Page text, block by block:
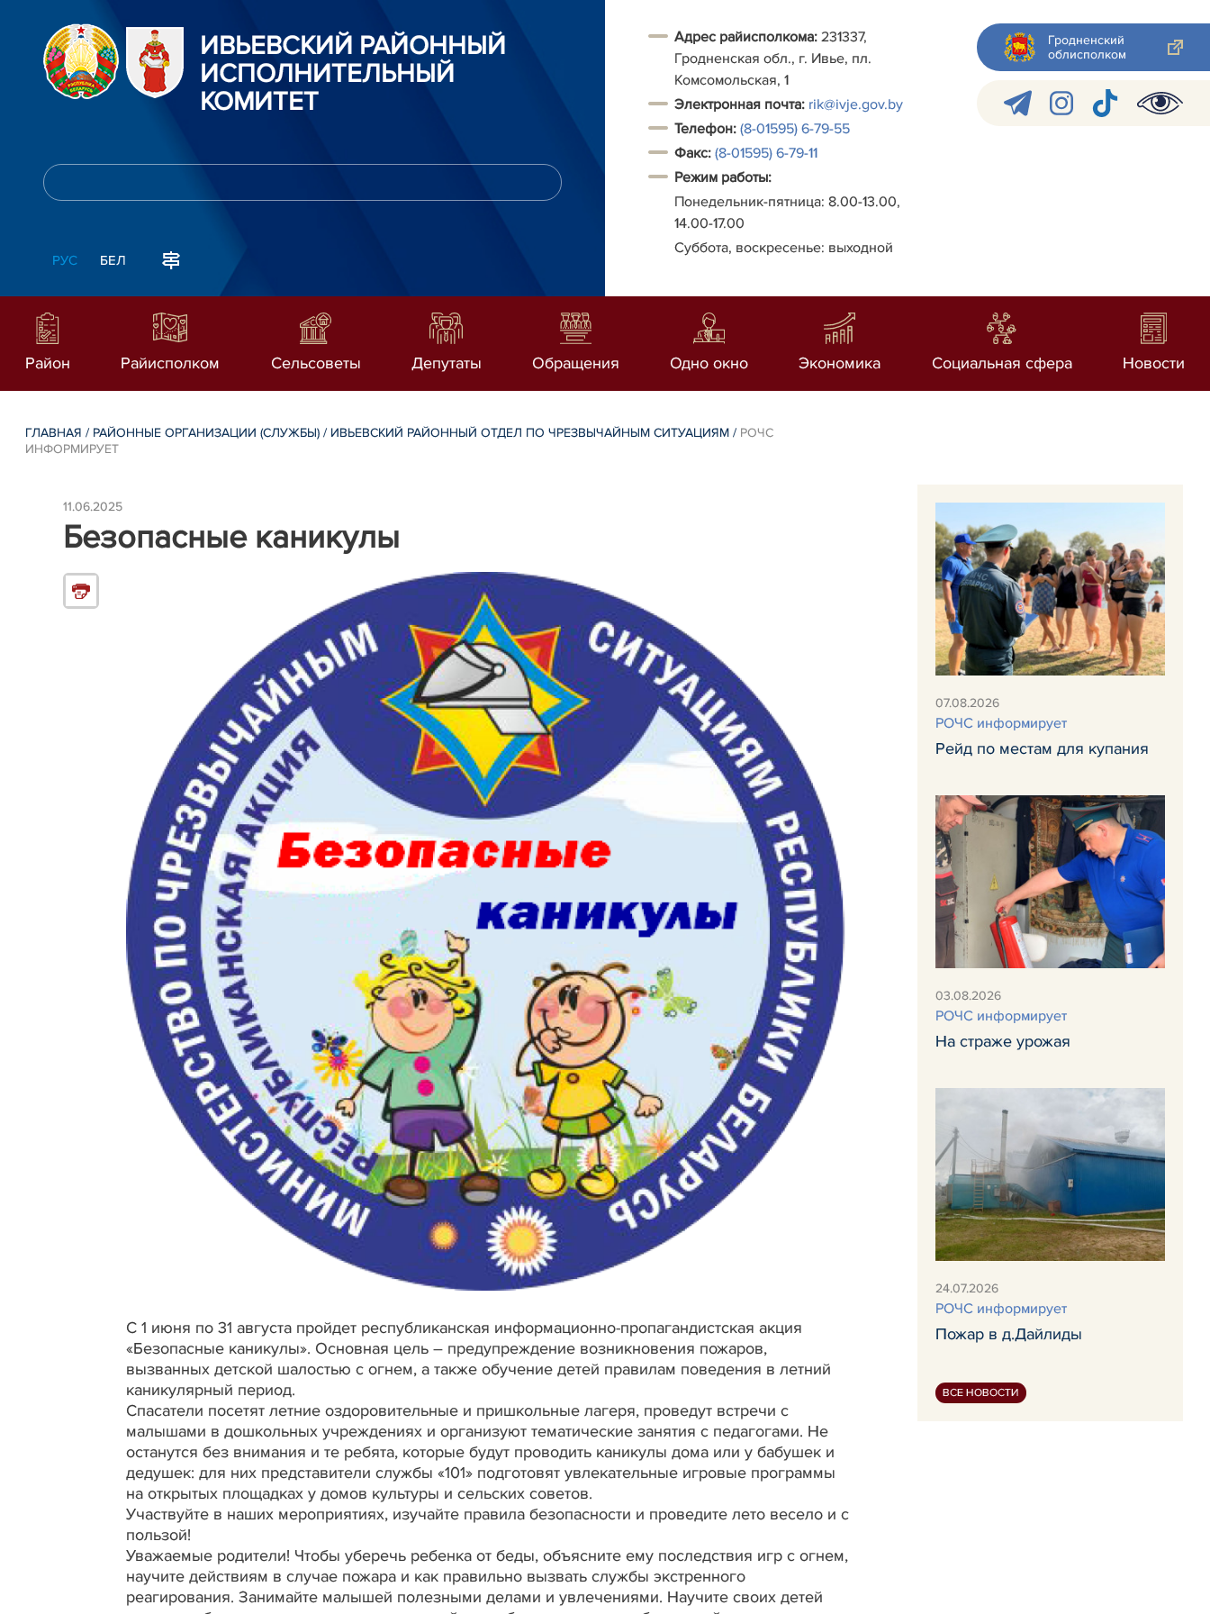
ИВЬЕВСКИЙ РАЙОННЫЙ
ИСПОЛНИТЕЛЬНЫЙ
КОМИТЕТ
РУС БЕЛ
Адрес райисполкома: 231337,
Гродненская обл., г. Ивье, пл.
Комсомольская, 1
Электронная почта: rik@ivje.gov.by
Телефон: (8-01595) 6-79-55
Факс: (8-01595) 6-79-11
Режим работы:
Понедельник-пятница: 8.00-13.00,
14.00-17.00
Суббота, воскресенье: выходной
Гродненский
облисполком
Район Райисполком Сельсоветы Депутаты Обращения Одно окно Экономика Социальная сфера Новости
ГЛАВНАЯ / РАЙОННЫЕ ОРГАНИЗАЦИИ (СЛУЖБЫ) / ИВЬЕВСКИЙ РАЙОННЫЙ ОТДЕЛ ПО ЧРЕЗВЫЧАЙНЫМ СИТУАЦИЯМ / РОЧС
ИНФОРМИРУЕТ
11.06.2025
Безопасные каникулы
С 1 июня по 31 августа пройдет республиканская информационно-пропагандистская акция
«Безопасные каникулы». Основная цель – предупреждение возникновения пожаров,
вызванных детской шалостью с огнем, а также обучение детей правилам поведения в летний
каникулярный период.
Спасатели посетят летние оздоровительные и пришкольные лагеря, проведут встречи с
малышами в дошкольных учреждениях и организуют тематические занятия с педагогами. Не
останутся без внимания и те ребята, которые будут проводить каникулы дома или у бабушек и
дедушек: для них представители службы «101» подготовят увлекательные игровые программы
на открытых площадках у домов культуры и сельских советов.
Участвуйте в наших мероприятиях, изучайте правила безопасности и проведите лето весело и с
пользой!
Уважаемые родители! Чтобы уберечь ребенка от беды, объясните ему последствия игр с огнем,
научите действиям в случае пожара и как правильно вызвать службы экстренного
реагирования. Занимайте малышей полезными делами и увлечениями. Научите своих детей
07.08.2026
РОЧС информирует
Рейд по местам для купания
03.08.2026
РОЧС информирует
На страже урожая
24.07.2026
РОЧС информирует
Пожар в д.Дайлиды
ВСЕ НОВОСТИ